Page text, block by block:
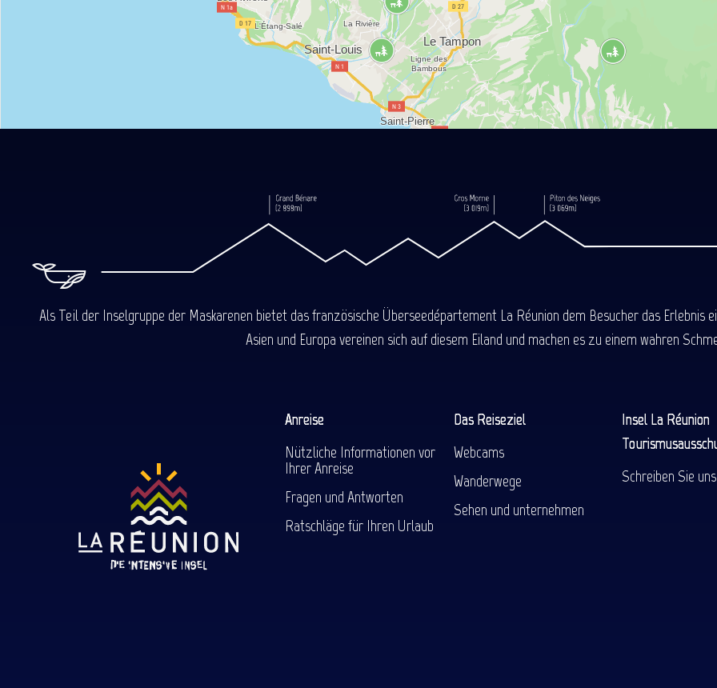
Als Teil der Inselgruppe der Maskarenen bietet das französische Überseedépartement La Réunion dem Besucher das Erlebnis
Asien und Europa vereinen sich auf diesem Eiland und machen es zu einem wahren
Anreise
Nützliche Informationen vor
Ihrer Anreise
Fragen und Antworten
Ratschläge für Ihren Urlaub
Das Reiseziel
Webcams
Wanderwege
Sehen und unternehmen
Insel La Réunion
Schreiben Sie uns